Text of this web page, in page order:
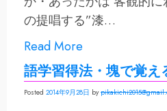
の提唱する”漆…
Read More
語学習得法・塊で覚え
Posted 2014年9月28日 by